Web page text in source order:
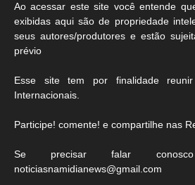
Ao acessar este site você entende
exibidas aqui são de propriedade
seus autores/produtores e estão
prévio
Esse site tem por finalidade
Internacionais.
Participe! comente! e compartilhe nas
Se precisar falar
noticiasnamidianews@gmail.com